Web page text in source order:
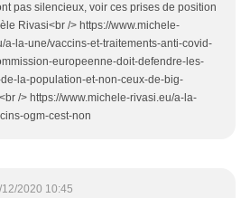
pas silencieux, voir ces prises de position
Rivasi<br /> https://www.michele-
a-la-une/vaccins-et-traitements-anti-covid-
europeenne-doit-defendre-les-
la-population-et-non-ceux-de-big-
/> https://www.michele-rivasi.eu/a-la-
ogm-cest-non
2020 10:45